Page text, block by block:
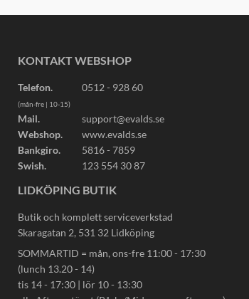
KONTAKT WEBSHOP
Telefon. 0512 - 928 60
(mån-fre | 10-15)
Mail.
support@evalds.se
Webshop.
www.evalds.se
Bankgiro.
5816 - 7859
Swish.
123 554 30 87
LIDKÖPING BUTIK
Butik och komplett serviceverkstad
Skaragatan 2, 531 32 Lidköping
SOMMARTID = mån, ons-fre 11:00 - 17:30
(lunch 13.20 - 14)
tis 14 - 17:30 | lör 10 - 13:30